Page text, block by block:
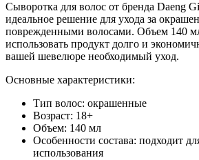
Сыворотка для волос от бренда Daeng
идеальное решение для ухода за
поврежденными волосами. Объем 140
использовать продукт долго и
вашей шевелюре необходимый уход.
Основные характеристики:
Тип волос: окрашенные
Возраст: 18+
Объем: 140 мл
Особенности состава: подходит
использования